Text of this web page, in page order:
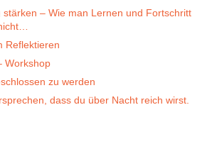
– Wie man Lernen und Fortschritt
Reflektieren
Workshop
zu werden
dass du über Nacht reich wirst.